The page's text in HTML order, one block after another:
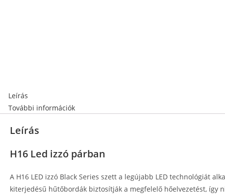
Leírás
További információk
Leírás
H16 Led izzó párban
A H16 LED izzó Black Series szett a legújabb LED technológiát
kiterjedésű hűtőbordák biztosítják a megfelelő hőelvezetést, így